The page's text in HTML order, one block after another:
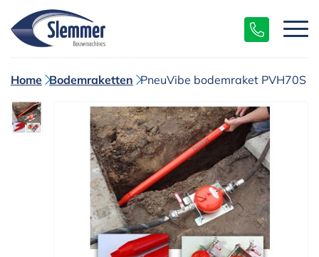
Home Bodemraketten PneuVibe bodemraket PVH70S